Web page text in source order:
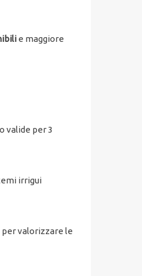
e maggiore
valide per 3
irrigui
valorizzare le